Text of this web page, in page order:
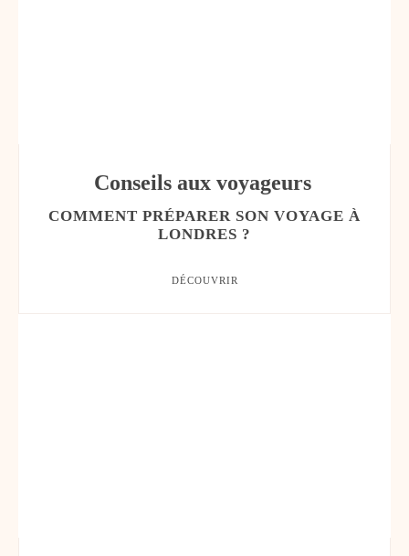
Conseils aux voyageurs
COMMENT PRÉPARER SON VOYAGE À
LONDRES ?
DÉCOUVRIR